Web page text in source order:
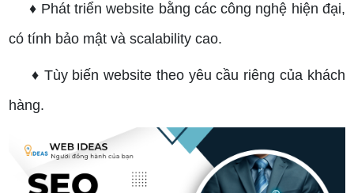
♦ Phát triển website bằng các công nghệ hiện đại,
có tính bảo mật và scalability cao.
♦ Tùy biến website theo yêu cầu riêng của khách
hàng.